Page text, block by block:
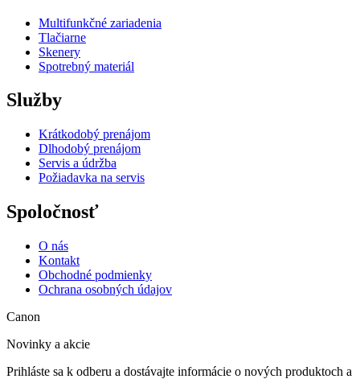
Multifunkčné zariadenia
Tlačiarne
Skenery
Spotrebný materiál
Služby
Krátkodobý prenájom
Dlhodobý prenájom
Servis a údržba
Požiadavka na servis
Spoločnosť
O nás
Kontakt
Obchodné podmienky
Ochrana osobných údajov
Canon
Novinky a akcie
Prihláste sa k odberu a dostávajte informácie o nových produktoch a